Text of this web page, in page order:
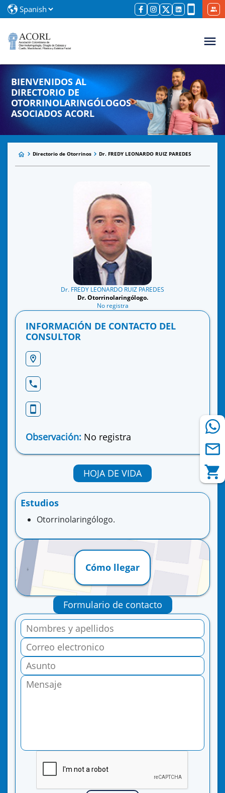
BIENVENIDOS AL
DIRECTORIO DE
OTORRINOLARINGÓLOGOS
ASOCIADOS ACORL
Directorio de Otorrinos Dr. FREDY LEONARDO RUIZ PAREDES
Dr. FREDY LEONARDO RUIZ PAREDES
Dr. Otorrinolaringólogo.
No registra
INFORMACIÓN DE CONTACTO DEL
CONSULTOR
Observación: No registra
HOJA DE VIDA
Estudios
Otorrinolaringólogo.
Cómo llegar
Formulario de contacto